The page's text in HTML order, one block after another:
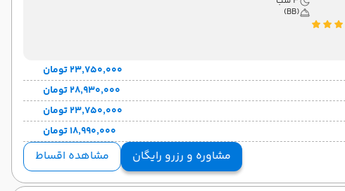
(BB)
۲۳٬۷۵۰٬۰۰۰ تومان
۲۸٬۹۳۰٬۰۰۰ تومان
۲۳٬۷۵۰٬۰۰۰ تومان
۱۸٬۹۹۰٬۰۰۰ تومان
مشاوره و رزرو رایگان مشاهده اقساط